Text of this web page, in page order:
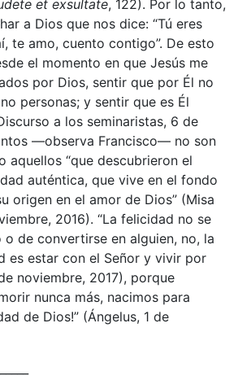
et exsultate, 122). Por lo tanto,
a Dios que nos dice: “Tú eres
te amo, cuento contigo”. De esto
el momento en que Jesús me
por Dios, sentir que por Él no
personas; y sentir que es Él
a los seminaristas, 6 de
—observa Francisco— no son
aquellos “que descubrieron el
auténtica, que vive en el fondo
origen en el amor de Dios” (Misa
2016). “La felicidad no se
de convertirse en alguien, no, la
es estar con el Señor y vivir por
noviembre, 2017), porque
nunca más, nacimos para
de Dios!” (Ángelus, 1 de